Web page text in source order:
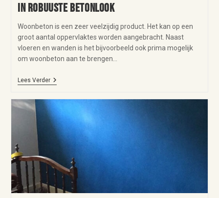
in robuuste betonlook
Woonbeton is een zeer veelzijdig product. Het kan op een
groot aantal oppervlaktes worden aangebracht. Naast
vloeren en wanden is het bijvoorbeeld ook prima mogelijk
om woonbeton aan te brengen…
Lees Verder